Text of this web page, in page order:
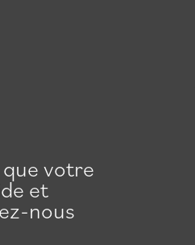
votre
et
nous